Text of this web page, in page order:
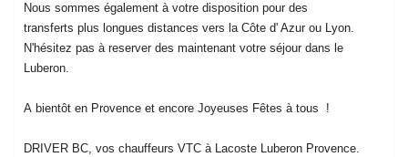
Nous sommes également à votre disposition pour des
transferts plus longues distances vers la Côte d' Azur ou Lyon.
N'hésitez pas à reserver des maintenant votre séjour dans le
Luberon.
A bientôt en Provence et encore Joyeuses Fêtes à tous !
DRIVER BC, vos chauffeurs VTC à Lacoste Luberon Provence.